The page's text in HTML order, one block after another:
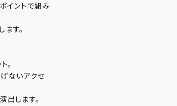
イントで組み
す。
。
ないアクセ
します。